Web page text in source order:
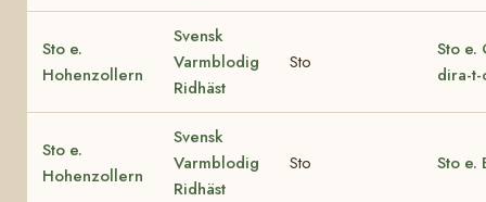
Sto e.
Hohenzollern
Svensk
Varmblodig
Ridhäst
Sto
Sto e.
dira-t-
Sto e.
Hohenzollern
Svensk
Varmblodig
Ridhäst
Sto Sto e.